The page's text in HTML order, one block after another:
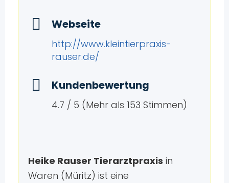
Webseite
http://www.kleintierpraxis-
rauser.de/
Kundenbewertung
4.7 / 5 (Mehr als 153 Stimmen)
Heike Rauser Tierarztpraxis in
Waren (Müritz) ist eine